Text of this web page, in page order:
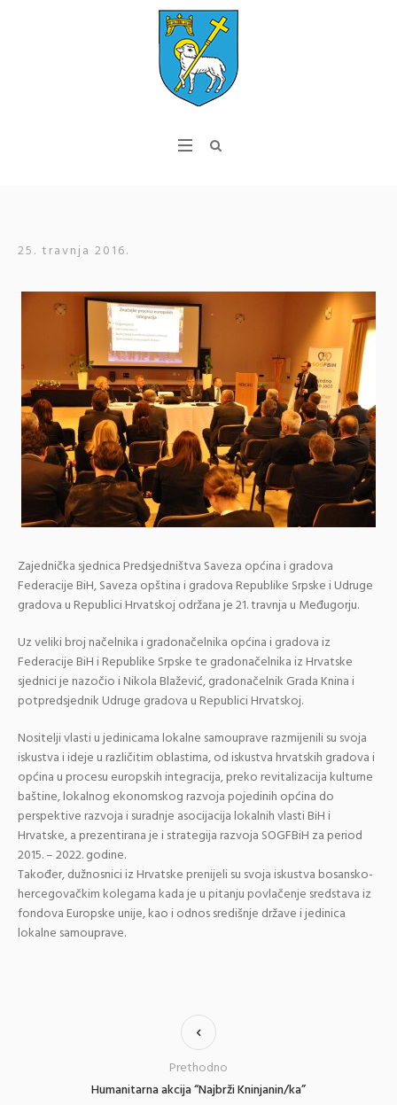
25. travnja 2016.
Zajednička sjednica Predsjedništva Saveza općina i gradova
Federacije BiH, Saveza opština i gradova Republike Srpske i Udruge
gradova u Republici Hrvatskoj održana je 21. travnja u Međugorju.
Uz veliki broj načelnika i gradonačelnika općina i gradova iz
Federacije BiH i Republike Srpske te gradonačelnika iz Hrvatske
sjednici je nazočio i Nikola Blažević, gradonačelnik Grada Knina i
potpredsjednik Udruge gradova u Republici Hrvatskoj.
Nositelji vlasti u jedinicama lokalne samouprave razmijenili su svoja
iskustva i ideje u različitim oblastima, od iskustva hrvatskih gradova i
općina u procesu europskih integracija, preko revitalizacija kulturne
baštine, lokalnog ekonomskog razvoja pojedinih općina do
perspektive razvoja i suradnje asocijacija lokalnih vlasti BiH i
Hrvatske, a prezentirana je i strategija razvoja SOGFBiH za period
2015. – 2022. godine.
Također, dužnosnici iz Hrvatske prenijeli su svoja iskustva bosansko-
hercegovačkim kolegama kada je u pitanju povlačenje sredstava iz
fondova Europske unije, kao i odnos središnje države i jedinica
lokalne samouprave.
Humanitarna akcija “Najbrži Kninjanin/ka”
Prethodno